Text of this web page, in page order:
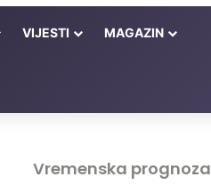
VIJESTI MAGAZIN
Vremenska prognoza